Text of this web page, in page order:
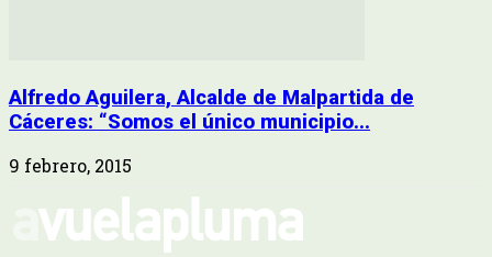
Alfredo Aguilera, Alcalde de Malpartida de
Cáceres: “Somos el único municipio...
9 febrero, 2015